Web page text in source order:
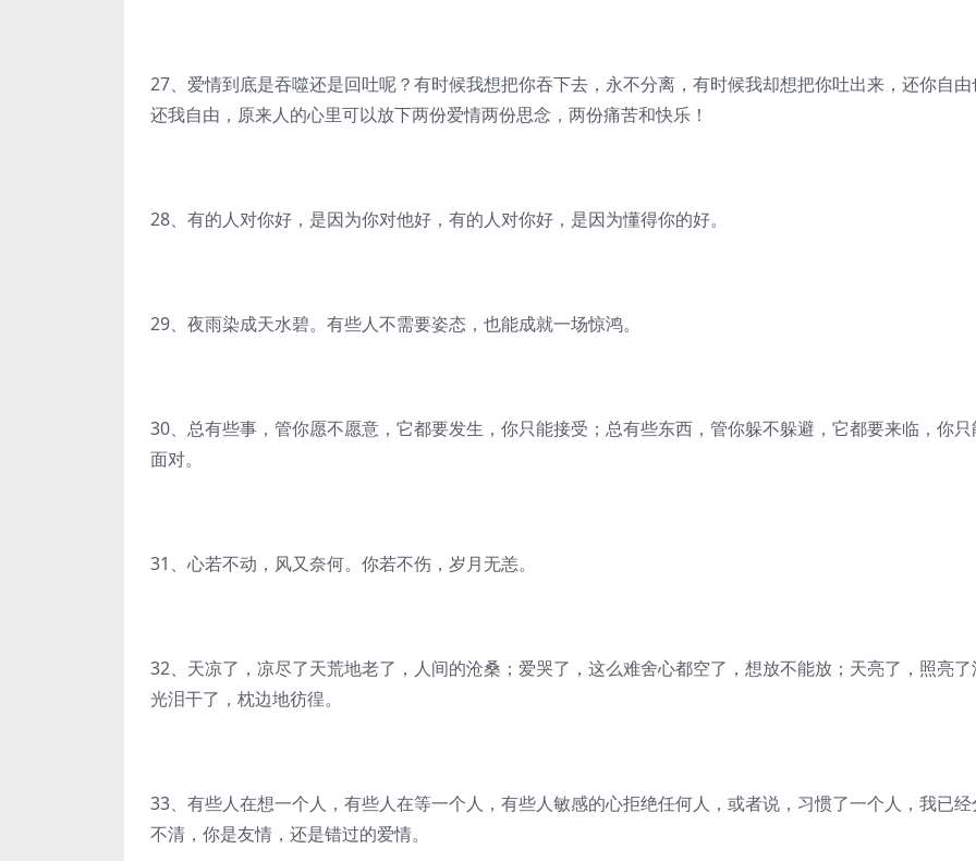
27、爱情到底是吞噬还是回吐呢？有时候我想把你吞下去，永不分离，有时候我却想把你吐出来，还你自由
还我自由，原来人的心里可以放下两份爱情两份思念，两份痛苦和快乐！
28、有的人对你好，是因为你对他好，有的人对你好，是因为懂得你的好。
29、夜雨染成天水碧。有些人不需要姿态，也能成就一场惊鸿。
30、总有些事，管你愿不愿意，它都要发生，你只能接受；总有些东西，管你躲不躲避，它都要来临，你只
面对。
31、心若不动，风又奈何。你若不伤，岁月无恙。
32、天凉了，凉尽了天荒地老了，人间的沧桑；爱哭了，这么难舍心都空了，想放不能放；天亮了，照亮了
光泪干了，枕边地彷徨。
33、有些人在想一个人，有些人在等一个人，有些人敏感的心拒绝任何人，或者说，习惯了一个人，我已经
不清，你是友情，还是错过的爱情。